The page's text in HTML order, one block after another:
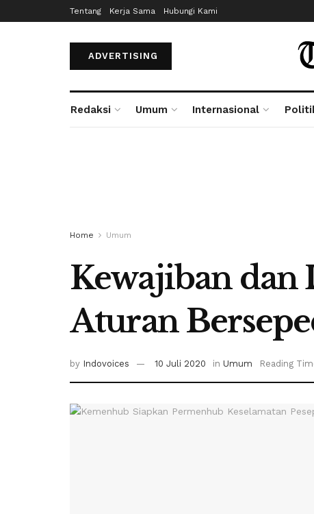
Tentang Kerja Sama Hubungi Kami
ADVERTISING
Redaksi Umum Internasional
Home Umum
Kewajiban dan
Aturan
by Indovoices 10 Juli 2020 in Umum Reading